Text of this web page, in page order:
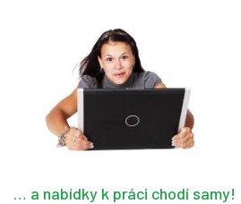
… a nabídky k práci chodí samy!